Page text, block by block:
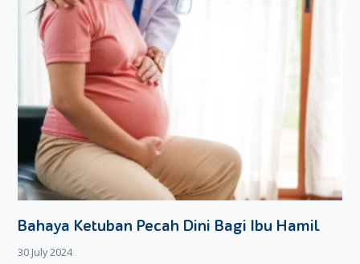
Bahaya Ketuban Pecah Dini Bagi Ibu Hamil
30 July 2024